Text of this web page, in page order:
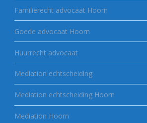
Familierecht advocaat Hoorn
Goede advocaat Hoorn
Huurrecht advocaat
Mediation echtscheiding
Mediation echtscheiding Hoorn
Mediation Hoorn